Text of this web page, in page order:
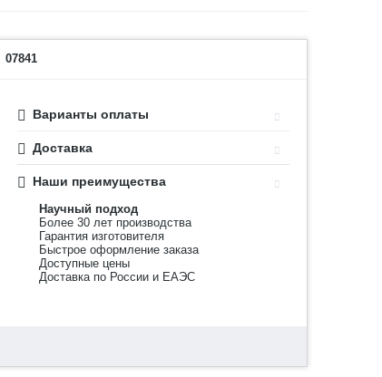
07841
Варианты оплаты
Доставка
Наши преимущества
Научный подход
Более 30 лет производства
Гарантия изготовителя
Быстрое оформление заказа
Доступные цены
Доставка по России и ЕАЭС